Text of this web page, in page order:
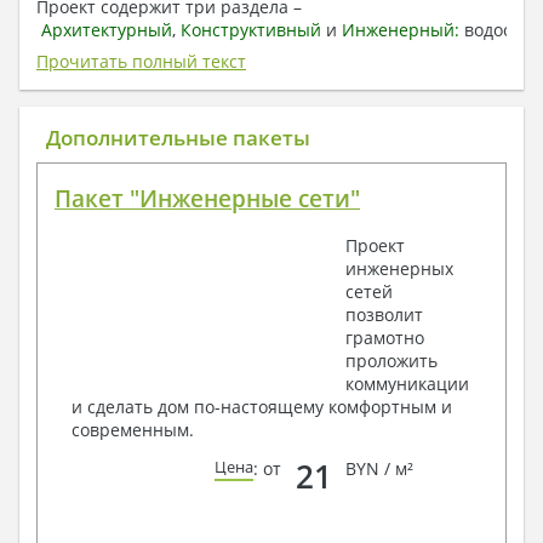
Проект содержит три раздела –
Архитектурный, Конструктивный и Инженерный:
отопление, вентиляция, канализация,
электроснабжение (приобретается за дополнительную
плату) + Пояснительная записка.
1. Архитектурный раздел:
План координационных осей
Поэтажные маркировочные планы с
Разрезы и состав конструкций
Фасады с ведомостью внешних отделок
Элементы проемов – спецификация
Ведомость перемычек – сечения и
спецификация
Экспликация полов
Архитектурные узлы в конструкциях
Прочитать полный текст
Дополнительные пакеты
Пакет "Инженерные сети"
Проект
инженерных
сетей
позволит
грамотно
проложить
коммуникации
и сделать дом по-настоящему комфортным и
современным.
Цена: от 21 BYN / м²